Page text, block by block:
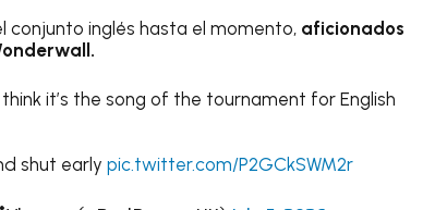
conjunto inglés hasta el momento, aficionados
it’s the song of the tournament for English
shut early pic.twitter.com/P2GCkSWM2r